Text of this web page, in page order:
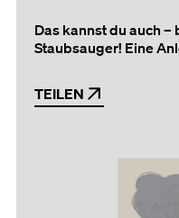
Das kannst du auch
Staubsauger! Eine
TEILEN